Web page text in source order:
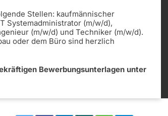
Stellen: kaufmännischer
Systemadministrator (m/w/d),
(m/w/d) und Techniker (m/w/d).
oder dem Büro sind herzlich
Bewerbungsunterlagen unter